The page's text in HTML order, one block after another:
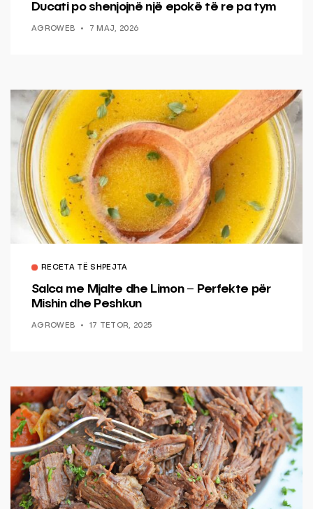
Ducati po shenjojnë një epokë të re pa tym
AGROWEB 7 MAJ, 2026
RECETA TË SHPEJTA
Salca me Mjalte dhe Limon – Perfekte për
Mishin dhe Peshkun
AGROWEB 17 TETOR, 2025